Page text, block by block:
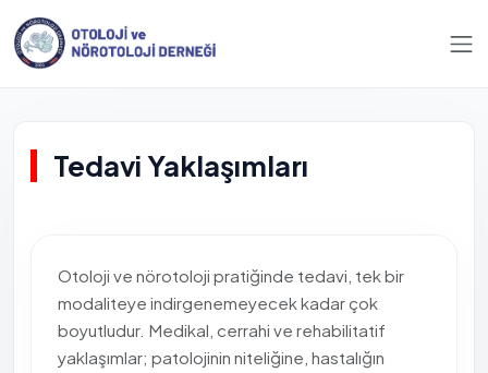
Tedavi Yaklaşımları
Otoloji ve nörotoloji pratiğinde tedavi, tek bir
modaliteye indirgenemeyecek kadar çok
boyutludur. Medikal, cerrahi ve rehabilitatif
yaklaşımlar; patolojinin niteliğine, hastalığın